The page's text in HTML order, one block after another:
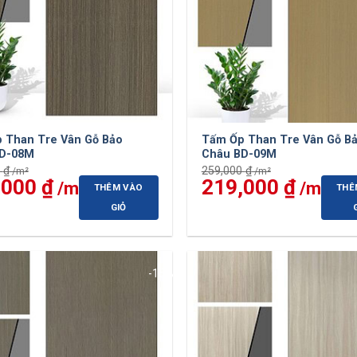
Than Tre Vân Gỗ Bảo
08M
₫
₫
Giá
hiện
THÊM VÀO
GIỎ
Tấm Ốp Than Tre Vân Gỗ
Châu BD-09M
259,000₫
Giá
gốc
219,000 ₫
Giá
hiện
-15%